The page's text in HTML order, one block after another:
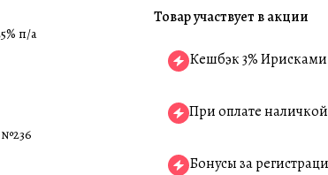
п/а
Товар участвует в акции
Кешбэк 3%
При оплате наличкой
Бонусы за